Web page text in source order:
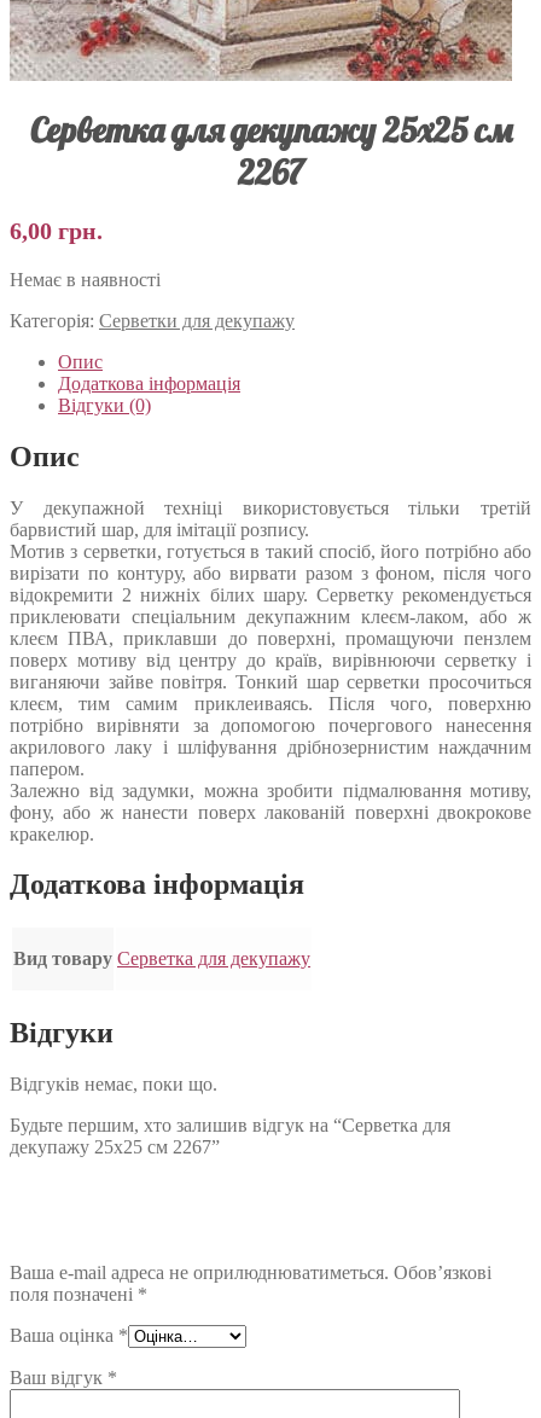
Серветка для декупажу 25х25 см
2267
6,00 грн.
Немає в наявності
Категорія: Серветки для декупажу
Опис
Додаткова інформація
Відгуки (0)
Опис
У декупажной техніці використовується тільки третій
барвистий шар, для імітації розпису.
Мотив з серветки, готується в такий спосіб, його потрібно або
вирізати по контуру, або вирвати разом з фоном, після чого
відокремити 2 нижніх білих шару. Серветку рекомендується
приклеювати спеціальним декупажним клеєм-лаком, або ж
клеєм ПВА, приклавши до поверхні, промащуючи пензлем
поверх мотиву від центру до країв, вирівнюючи серветку і
виганяючи зайве повітря. Тонкий шар серветки просочиться
клеєм, тим самим приклеиваясь. Після чого, поверхню
потрібно вирівняти за допомогою почергового нанесення
акрилового лаку і шліфування дрібнозернистим наждачним
папером.
Залежно від задумки, можна зробити підмалювання мотиву,
фону, або ж нанести поверх лакованій поверхні двокрокове
кракелюр.
Додаткова інформація
Вид товару Серветка для декупажу
Відгуки
Відгуків немає, поки що.
Будьте першим, хто залишив відгук на “Серветка для
декупажу 25х25 см 2267”
Ваша e-mail адреса не оприлюднюватиметься. Обов’язкові
поля позначені *
Ваша оцінка *
Ваш відгук *